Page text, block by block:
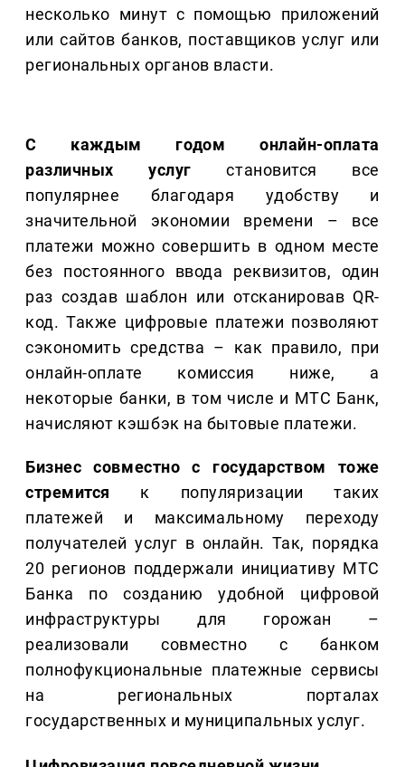
несколько минут с помощью приложений
или сайтов банков, поставщиков услуг или
региональных органов власти.
С каждым годом онлайн-оплата
различных услуг становится все
популярнее благодаря удобству и
значительной экономии времени – все
платежи можно совершить в одном месте
без постоянного ввода реквизитов, один
раз создав шаблон или отсканировав QR-
код. Также цифровые платежи позволяют
сэкономить средства – как правило, при
онлайн-оплате комиссия ниже, а
некоторые банки, в том числе и МТС Банк,
начисляют кэшбэк на бытовые платежи.
Бизнес совместно с государством тоже
стремится к популяризации таких
платежей и максимальному переходу
получателей услуг в онлайн. Так, порядка
20 регионов поддержали инициативу МТС
Банка по созданию удобной цифровой
инфраструктуры для горожан –
реализовали совместно с банком
полнофукциональные платежные сервисы
на региональных порталах
государственных и муниципальных услуг.